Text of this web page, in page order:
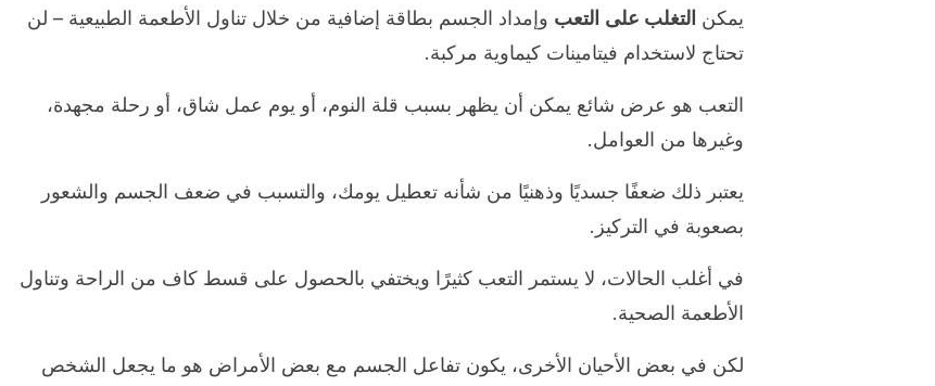
يمكن التغلب على التعب وإمداد الجسم بطاقة إضافية من خلال تناول الأطعمة الطبيعية – لن
تحتاج لاستخدام فيتامينات كيماوية مركبة.
التعب هو عرض شائع يمكن أن يظهر بسبب قلة النوم، أو يوم عمل شاق، أو رحلة مجهدة،
وغيرها من العوامل.
يعتبر ذلك ضعفًا جسديًا وذهنيًا من شأنه تعطيل يومك، والتسبب في ضعف الجسم والشعور
بصعوبة في التركيز.
في أغلب الحالات، لا يستمر التعب كثيرًا ويختفي بالحصول على قسط كاف من الراحة وتناول
الأطعمة الصحية.
لكن في بعض الأحيان الأخرى، يكون تفاعل الجسم مع بعض الأمراض هو ما يجعل الشخص